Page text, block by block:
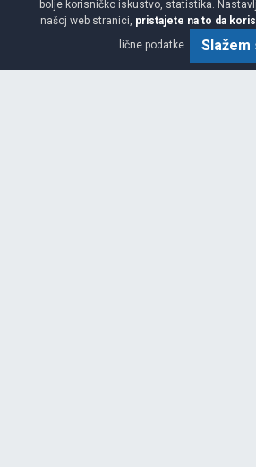
bolje korisničko iskustvo, statistika.
našoj web stranici, pristajete na to da
lične podatke.
Slažem